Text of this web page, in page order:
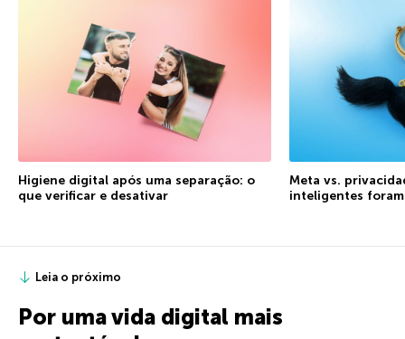
Higiene digital após uma separação: o
que verificar e desativar
Meta vs.
inteligentes
Leia o próximo
Por uma vida digital mais